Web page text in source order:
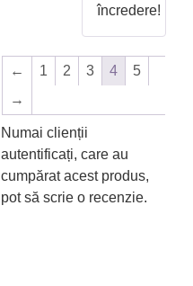
încredere!
← 1 2 3 4
5
→
Numai clienții
autentificați, care au
cumpărat acest produs,
pot să scrie o recenzie.